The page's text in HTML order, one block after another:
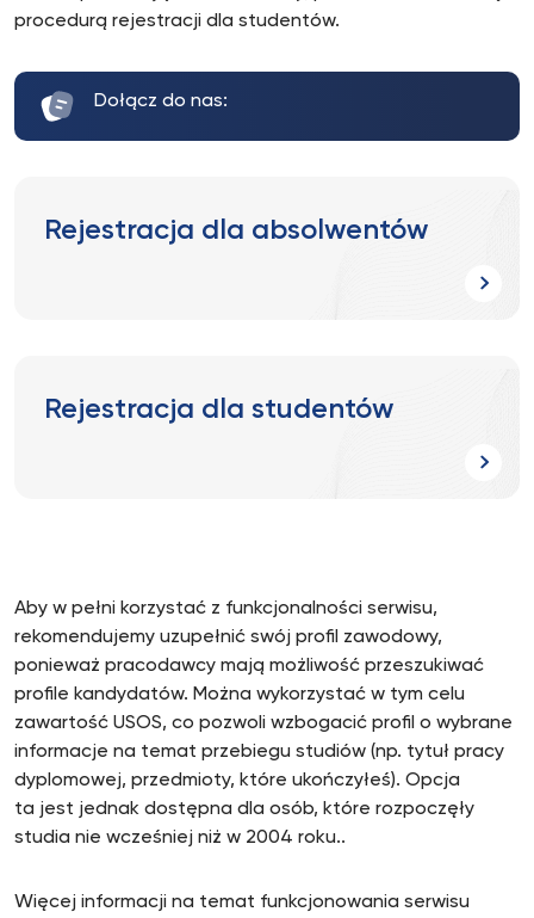
procedurą rejestracji dla studentów.
Dołącz do nas:
Rejestracja dla absolwentów
Rejestracja dla studentów
Aby w pełni korzystać z funkcjonalności serwisu,
rekomendujemy uzupełnić swój profil zawodowy,
ponieważ pracodawcy mają możliwość przeszukiwać
profile kandydatów. Można wykorzystać w tym celu
zawartość USOS, co pozwoli wzbogacić profil o wybrane
informacje na temat przebiegu studiów (np. tytuł pracy
dyplomowej, przedmioty, które ukończyłeś). Opcja
ta jest jednak dostępna dla osób, które rozpoczęły
studia nie wcześniej niż w 2004 roku..
Więcej informacji na temat funkcjonowania serwisu